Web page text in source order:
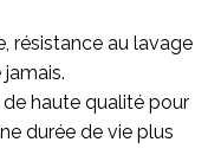
résistance au lavage
haute qualité pour
durée de vie plus